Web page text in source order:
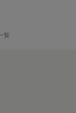
覧